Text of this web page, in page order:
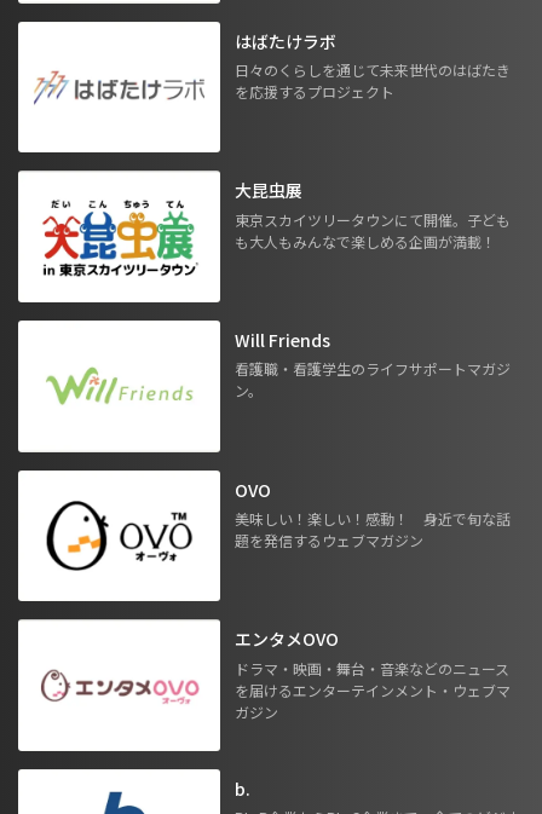
はばたけラボ
日々のくらしを通じて未来世代のはばたき
を応援するプロジェクト
大昆虫展
東京スカイツリータウンにて開催。子ども
も大人もみんなで楽しめる企画が満載！
Will Friends
看護職・看護学生のライフサポートマガジ
ン。
OVO
美味しい！楽しい！感動！ 身近で旬な話
題を発信するウェブマガジン
エンタメOVO
ドラマ・映画・舞台・音楽などのニュース
を届けるエンターテインメント・ウェブマ
ガジン
b.